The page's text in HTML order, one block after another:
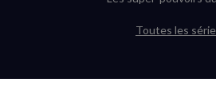
Toutes les